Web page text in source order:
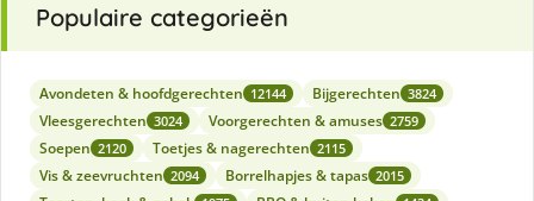
Populaire categorieën
Avondeten & hoofdgerechten 12144 Bijgerechten 3824
Vleesgerechten 3024 Voorgerechten & amuses 2759
Soepen 2120 Toetjes & nagerechten 2115
Vis & zeevruchten 2094 Borrelhapjes & tapas 2015